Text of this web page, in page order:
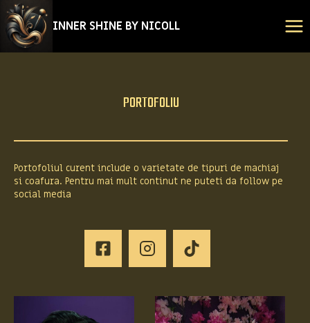
Skip
to
content
INNER SHINE BY NICOLL
PORTOFOLIU
Portofoliul curent include o varietate de tipuri de machiaj
si coafura. Pentru mai mult continut ne puteti da follow pe
social media